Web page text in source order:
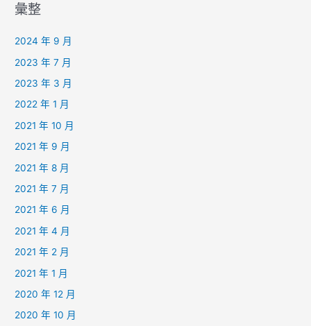
彙整
2024 年 9 月
2023 年 7 月
2023 年 3 月
2022 年 1 月
2021 年 10 月
2021 年 9 月
2021 年 8 月
2021 年 7 月
2021 年 6 月
2021 年 4 月
2021 年 2 月
2021 年 1 月
2020 年 12 月
2020 年 10 月